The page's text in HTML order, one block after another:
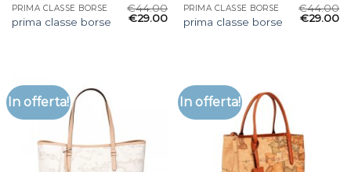
PRIMA CLASSE BORSE
prima classe borse
€44.00
€29.00
PRIMA CLASSE BORSE
prima classe borse
€44.00
€29.00
In offerta! In offerta!